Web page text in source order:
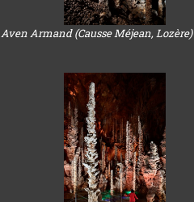
Aven Armand (Causse Méjean, Lozère)